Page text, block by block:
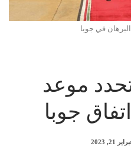
في جوبا
تحدد موعد
جوبا
21, 2023